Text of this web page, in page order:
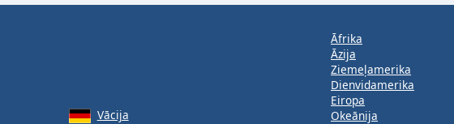
Vācija
Āfrika
Āzija
Ziemeļamerika
Dienvidamerika
Eiropa
Okeānija